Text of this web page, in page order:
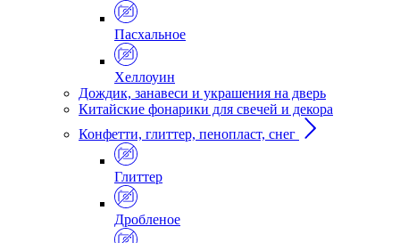
Пасхальное
Хеллоуин
Дождик, занавеси и украшения на дверь
Китайские фонарики для свечей и декора
Конфетти, глиттер, пенопласт, снег
Глиттер
Дробленое